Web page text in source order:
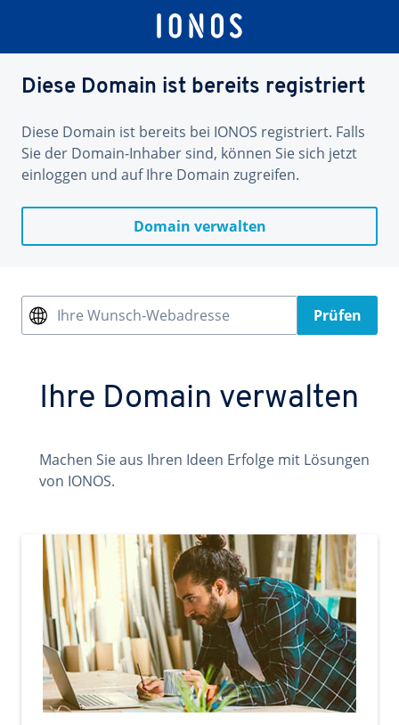
Diese Domain ist bereits registriert
Diese Domain ist bereits bei IONOS registriert. Falls
Sie der Domain-Inhaber sind, können Sie sich jetzt
einloggen und auf Ihre Domain zugreifen.
Domain verwalten
Ihre Wunsch-Webadresse Prüfen
Ihre Domain verwalten
Machen Sie aus Ihren Ideen Erfolge mit Lösungen
von IONOS.